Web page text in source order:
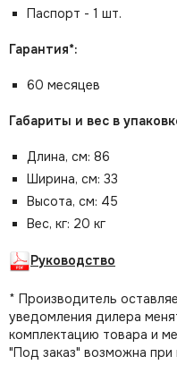
Паспорт - 1 шт.
Гарантия*:
60 месяцев
Габариты и вес в
Длина, см: 86
Ширина, см: 33
Высота, см: 45
Вес, кг: 20 кг
Руководство
* Производитель
уведомления дилера
комплектацию товара и
"Под заказ" возможна при